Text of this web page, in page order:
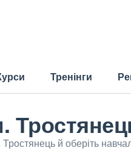
Тренінги
й оберіть